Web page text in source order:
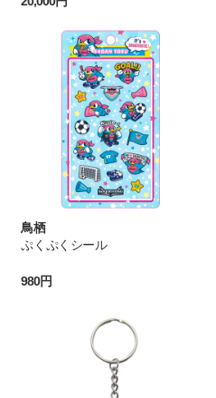
鳥栖
ぷくぷくシール
980円